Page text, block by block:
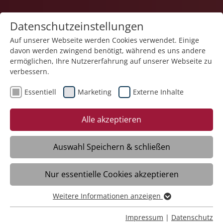
01.09.2025
Frisches Mittagessen für alle
im Haus der Pflege St.
Wunibald
Scheer – Werktags eine warme Mahlzeit
genießen – das bietet das Haus der Pflege
St. Wunibald der Stiftung Liebenau in der
Hauptstraße 3 in Scheer ab 15.
Datenschutzeinstellungen
Auf unserer Webseite werden Cookies verwendet. Einige
davon werden zwingend benötigt, während es uns andere
ermöglichen, Ihre Nutzererfahrung auf unserer Webseite zu
verbessern.
Essentiell Marketing Externe Inhalte
Alle akzeptieren
Auswahl Speichern & schließen
Nur essentielle Cookies akzeptieren
Essentiell
Essentielle Cookies werden für grundlegende Funktionen
Weitere Informationen anzeigen
Impressum | Datenschutz